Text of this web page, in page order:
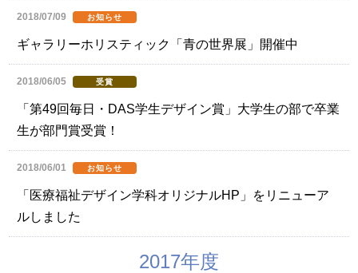
2018/07/09 お知らせ
ギャラリーホリスティック「青の世界展」開催中
2018/06/05 受賞
「第49回毎日・DAS学生デザイン賞」大学生の部で卒業
生が部門賞受賞！
2018/06/01 お知らせ
「医療福祉デザイン学科オリジナルHP」をリニューア
ルしました
2017年度